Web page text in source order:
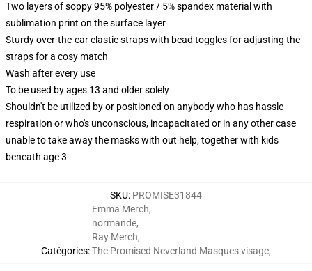
Two layers of soppy 95% polyester / 5% spandex material with
sublimation print on the surface layer
Sturdy over-the-ear elastic straps with bead toggles for adjusting the
straps for a cosy match
Wash after every use
To be used by ages 13 and older solely
Shouldn't be utilized by or positioned on anybody who has hassle
respiration or who's unconscious, incapacitated or in any other case
unable to take away the masks with out help, together with kids
beneath age 3
SKU: PROMISE31844
Catégories:
Emma Merch,
normande,
Ray Merch,
The Promised Neverland Masques visage,